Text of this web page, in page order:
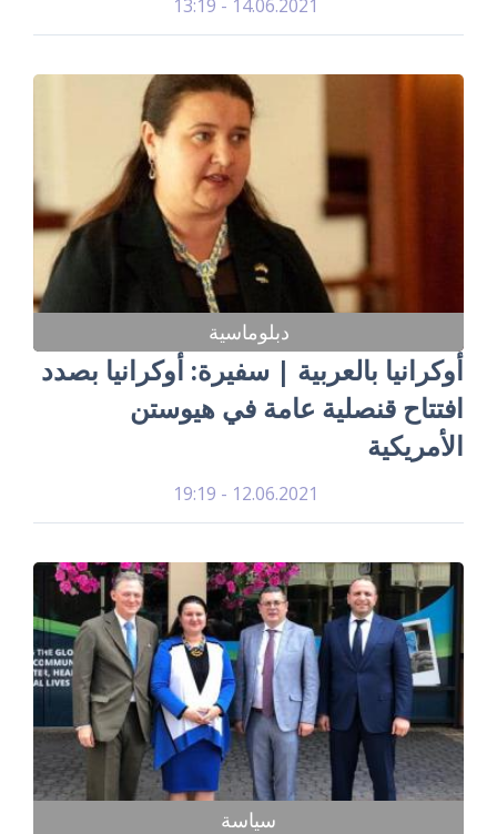
14.06.2021 - 13:19
دبلوماسية
أوكرانيا بالعربية | سفيرة: أوكرانيا بصدد
افتتاح قنصلية عامة في هيوستن
الأمريكية
12.06.2021 - 19:19
سياسة